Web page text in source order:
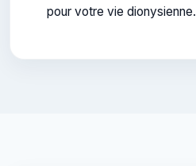
pour votre vie dionysienne.